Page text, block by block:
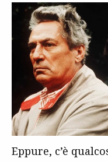
Eppure, c’è